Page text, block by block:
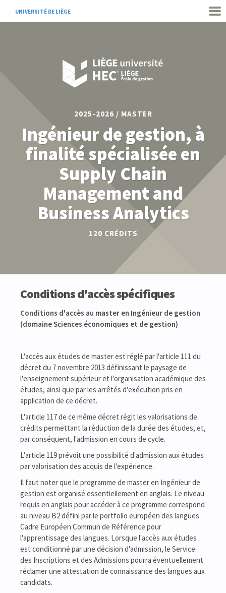
UNIVERSITÉ DE LIÈGE
2025-2026 / MASTER
Ingénieur de gestion, à
finalité spécialisée en
Supply Chain
Management and
Business Analytics
120 CRÉDITS
Conditions d'accès spécifiques
Conditions d'accès au master en Ingénieur de gestion
(domaine Sciences économiques et de gestion)
L'accès aux études de master est réglé par l'article 111 du
décret du 7 novembre 2013 définissant le paysage de
l'enseignement supérieur et l'organisation académique des
études, ainsi que par les arrêtés d'exécution pris en
application de ce décret.
L'article 117 de ce même décret régit les valorisations de
crédits permettant la réduction de la durée des études, et,
par conséquent, l'admission en cours de cycle.
L'article 119 prévoit une possibilité d'admission aux études
par valorisation des acquis de l'expérience.
Il faut noter que le programme de master en Ingénieur de
gestion est organisé essentiellement en anglais. Le niveau
requis en anglais pour accéder à ce programme correspond
au niveau B2 défini par le portfolio européen des langues
Cadre Européen Commun de Référence pour
l'apprentissage des langues. Lorsque l'accès aux études
est conditionné par une décision d'admission, le Service
des Inscriptions et des Admissions pourra éventuellement
réclamer une attestation de connaissance des langues aux
candidats.